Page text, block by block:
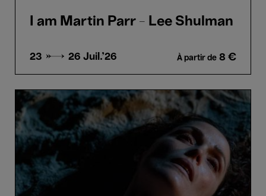
I am Martin Parr - Lee Shulman
23 → 26 Juil.'26 À partir de 8 €
had
Legs
I'd
Mary
Bronstein